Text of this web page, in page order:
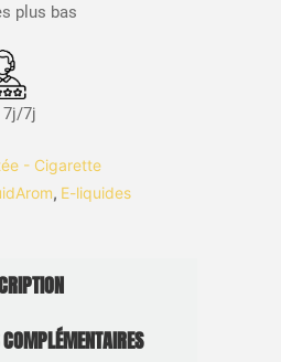
plus bas
7j/7j
- Cigarette
, E-liquides